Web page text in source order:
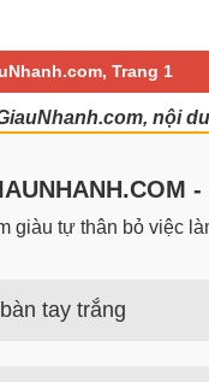
Trang 1
nội
giàu tự thân bỏ việc
tay trắng